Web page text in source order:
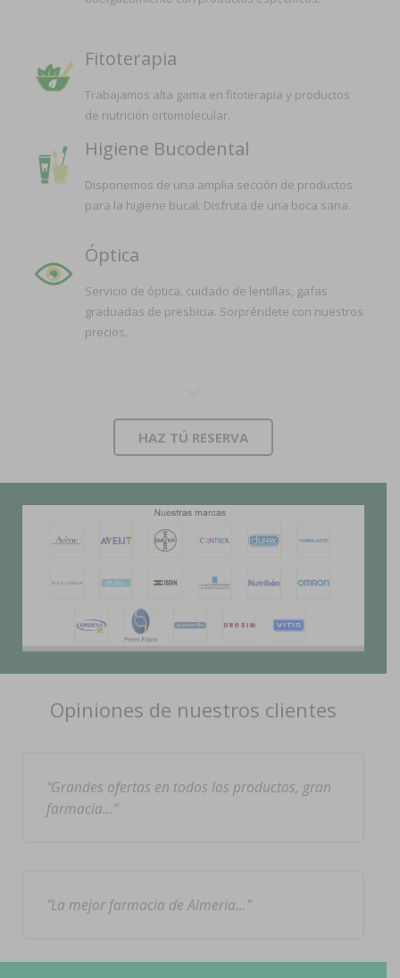
Fitoterapia
Trabajamos alta gama en fitoterapia y productos
de nutrición ortomolecular.
Higiene Bucodental
Disponemos de una amplia sección de productos
para la higiene bucal. Disfruta de una boca sana.
Óptica
Servicio de óptica, cuidado de lentillas, gafas
graduadas de presbicia. Sorpréndete con nuestros
precios.
HAZ TÚ RESERVA
Opiniones de nuestros clientes
Grandes ofertas en todos los productos, gran
farmacia…
La mejor farmacia de Almería…